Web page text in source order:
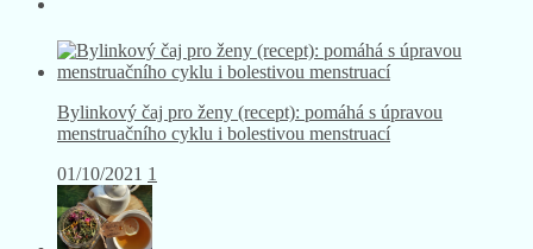
Bylinkový čaj pro ženy (recept): pomáhá s úpravou
menstruačního cyklu i bolestivou menstruací
01/10/2021 1